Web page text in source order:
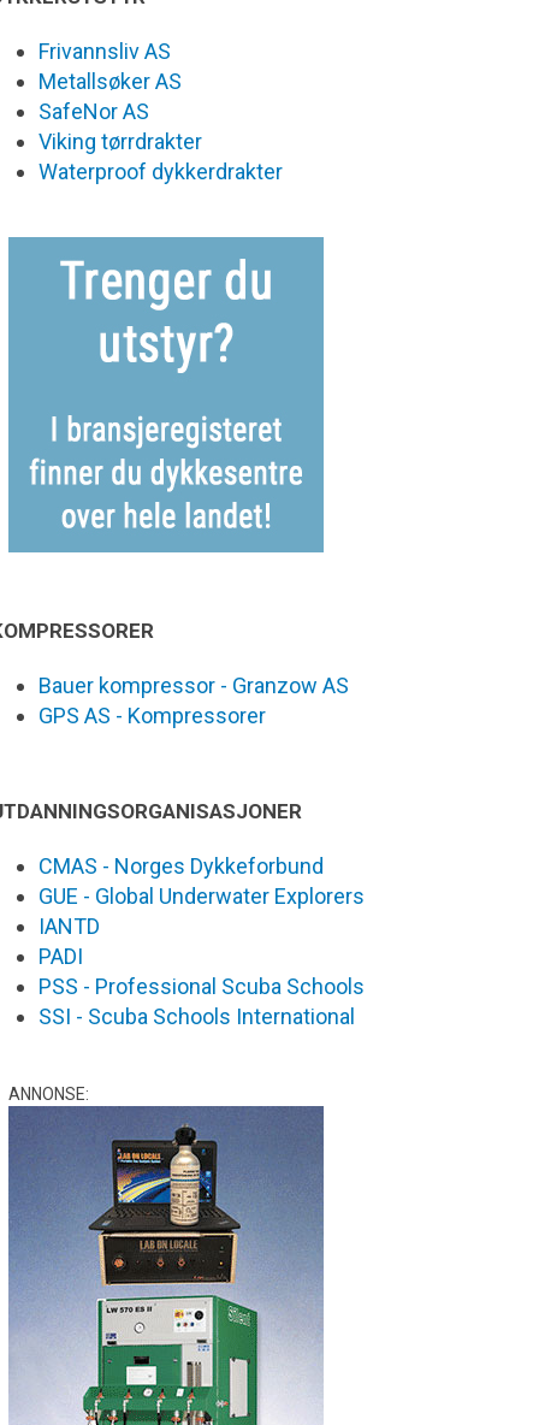
Frivannsliv AS
Metallsøker AS
SafeNor AS
Viking tørrdrakter
Waterproof dykkerdrakter
Bauer kompressor - Granzow AS
GPS AS - Kompressorer
CMAS - Norges Dykkeforbund
GUE - Global Underwater Explorers
IANTD
PADI
PSS - Professional Scuba Schools
SSI - Scuba Schools International
ANNONSE: